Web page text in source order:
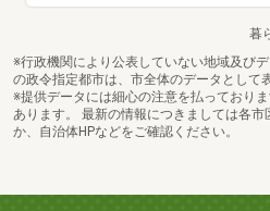
暮
※行政機関により公表していない地域及び
の政令指定都市は、市全体のデータとして
※提供データには細心の注意を払っており
あります。 最新の情報につきましては各市
か、自治体HPなどをご確認ください。